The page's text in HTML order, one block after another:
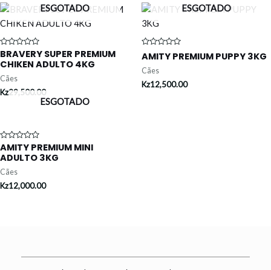
ESGOTADO
Avaliação
0
de
5
BRAVERY SUPER PREMIUM
CHIKEN ADULTO 4KG
Cães
Kz29,500.00
ESGOTADO
Avaliação
0
de
5
AMITY PREMIUM PUPPY 3KG
Cães
Kz12,500.00
ESGOTADO
Avaliação
0
de
5
AMITY PREMIUM MINI
ADULTO 3KG
Cães
Kz12,000.00